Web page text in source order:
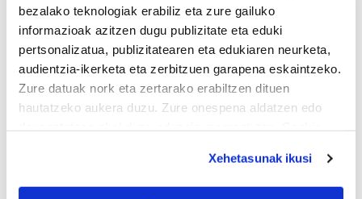
bezalako teknologiak erabiliz eta zure gailuko
informazioak azitzen dugu publizitate eta eduki
pertsonalizatua, publizitatearen eta edukiaren neurketa,
audientzia-ikerketa eta zerbitzuen garapena eskaintzeko.
Zure datuak nork eta zertarako erabiltzen dituen
hautatzeko aukera duzu. Zure onespena aldatzen edo
If you allow, we would also like to:
Xehetasunak ikusi